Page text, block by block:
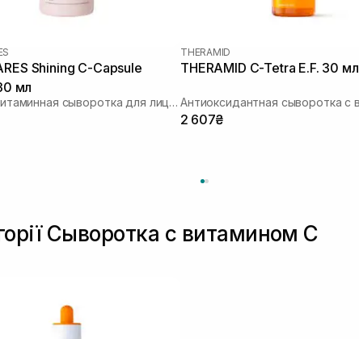
Shining C-Capsule
мл
Мультивитаминная сыворотка для лица с инкапсулированным витамином C
THERAMID
THERAMID C-Tetra E.F. 30 мл
2 607₴
Сыворотка с витамином С